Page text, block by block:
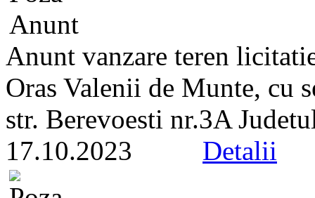
Anunt vanzare teren
Oras Valenii de Munte, cu
str. Berevoesti nr.3A
17.10.2023 Detalii